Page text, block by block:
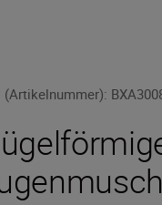
(Artikelnummer):